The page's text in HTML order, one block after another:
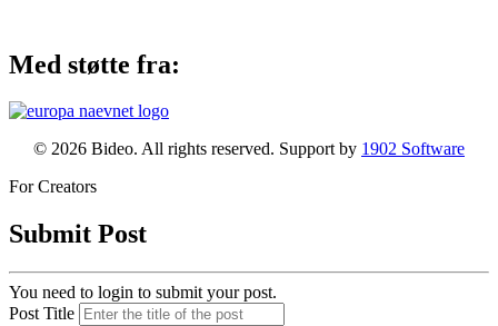
Med støtte fra:
© 2026 Bideo. All rights reserved. Support by 1902 Software
For Creators
Submit Post
You need to login to submit your post.
Post Title